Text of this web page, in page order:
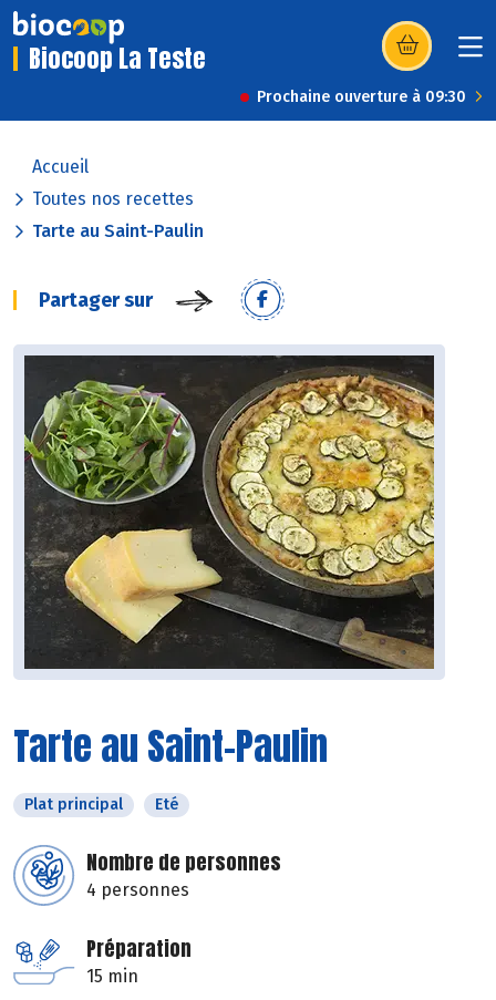
Biocoop La Teste (s’ouvre dans
Prochaine ouverture à 09:30
Accueil
Toutes nos recettes
Tarte au Saint-Paulin
Partager sur
Tarte au Saint-Paulin
Plat principal Eté
Nombre de personnes
4 personnes
Préparation
15 min